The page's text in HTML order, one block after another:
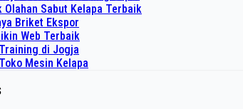
Olahan Sabut Kelapa Terbaik
Briket Ekspor
Web Terbaik
di Jogja
Mesin Kelapa